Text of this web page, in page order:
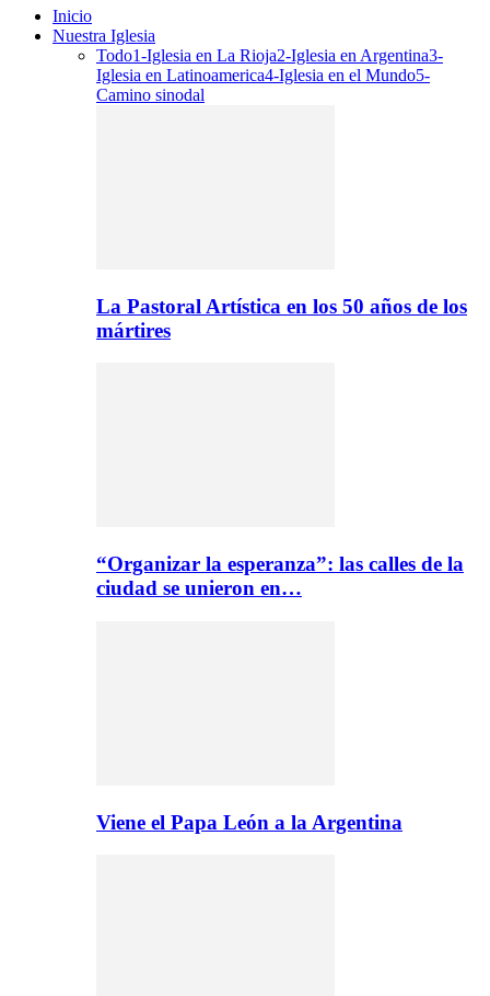
Inicio
Nuestra Iglesia
Todo1-Iglesia en La Rioja2-Iglesia en Argentina3-
Iglesia en Latinoamerica4-Iglesia en el Mundo5-
Camino sinodal
La Pastoral Artística en los 50 años de los
mártires
“Organizar la esperanza”: las calles de la
ciudad se unieron en…
Viene el Papa León a la Argentina